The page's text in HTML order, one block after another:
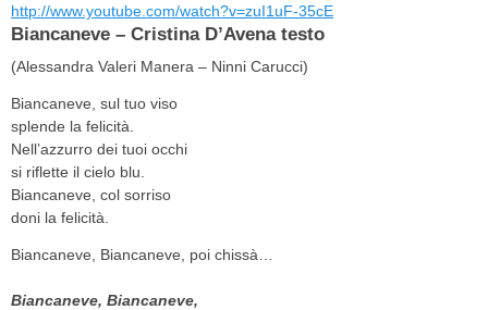
http://www.youtube.com/watch?v=zuI1uF-35cE
Biancaneve – Cristina D’Avena testo
(Alessandra Valeri Manera – Ninni Carucci)
Biancaneve, sul tuo viso
splende la felicità.
Nell’azzurro dei tuoi occhi
si riflette il cielo blu.
Biancaneve, col sorriso
doni la felicità.
Biancaneve, Biancaneve, poi chissà…
Biancaneve, Biancaneve,